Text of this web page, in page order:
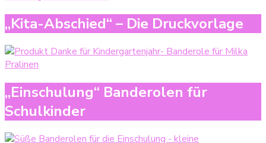
„Kita-Abschied“ – Die Druckvorlage
„Einschulung“ Banderolen für
Schulkinder